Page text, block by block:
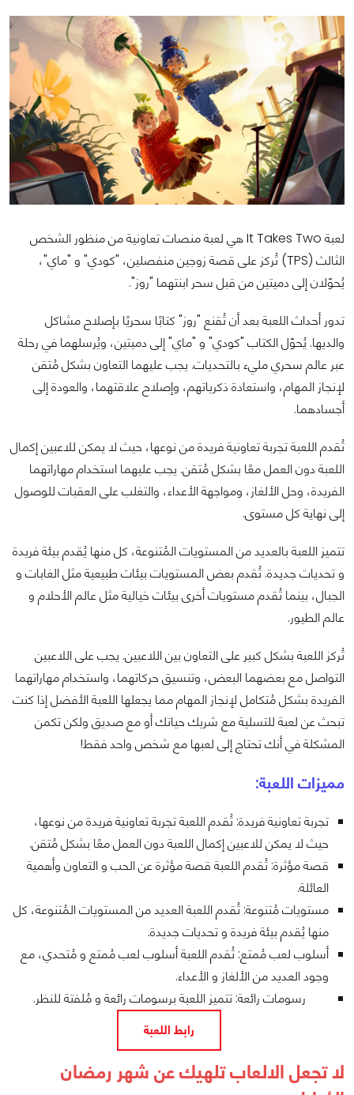
لعبة It Takes Two هي لعبة منصات تعاونية من منظور الشخص
الثالث (TPS) تُركز على قصة زوجين منفصلين، "كودي" و "ماي"،
يُحوّلان إلى دميتين من قبل سحر ابنتهما "روز".
تدور أحداث اللعبة بعد أن تُقنع "روز" كتابًا سحريًا بإصلاح مشاكل
والديها. يُحوّل الكتاب "كودي" و "ماي" إلى دميتين، ويُرسلهما في رحلة
عبر عالم سحري مليء بالتحديات. يجب عليهما التعاون بشكل مُتقن
لإنجاز المهام، واستعادة ذكرياتهم، وإصلاح علاقتهما، والعودة إلى
أجسادهما.
تُقدم اللعبة تجربة تعاونية فريدة من نوعها، حيث لا يمكن للاعبين إكمال
اللعبة دون العمل معًا بشكل مُتقن. يجب عليهما استخدام مهاراتهما
الفريدة، وحل الألغاز، ومواجهة الأعداء، والتغلب على العقبات للوصول
إلى نهاية كل مستوى.
تتميز اللعبة بالعديد من المستويات المُتنوعة، كل منها يُقدم بيئة فريدة
و تحديات جديدة. تُقدم بعض المستويات بيئات طبيعية مثل الغابات و
الجبال، بينما تُقدم مستويات أخرى بيئات خيالية مثل عالم الأحلام و
عالم الطيور.
تُركز اللعبة بشكل كبير على التعاون بين اللاعبين. يجب على اللاعبين
التواصل مع بعضهما البعض، وتنسيق حركاتهما، واستخدام مهاراتهما
الفريدة بشكل مُتكامل لإنجاز المهام مما يجعلها اللعبة الأفضل إذا كنت
تبحث عن لعبة للتسلية مع شريك حياتك أو مع صديق ولكن تكمن
المشكلة في أنك تحتاج إلى لعبها مع شخص واحد فقط!
مميزات اللعبة:
تجربة تعاونية فريدة: تُقدم اللعبة تجربة تعاونية فريدة من نوعها،
حيث لا يمكن للاعبين إكمال اللعبة دون العمل معًا بشكل مُتقن.
قصة مؤثرة: تُقدم اللعبة قصة مؤثرة عن الحب و التعاون وأهمية
العائلة.
مستويات مُتنوعة: تُقدم اللعبة العديد من المستويات المُتنوعة، كل
منها يُقدم بيئة فريدة و تحديات جديدة.
أسلوب لعب مُمتع: تُقدم اللعبة أسلوب لعب مُمتع و مُتحدي، مع
وجود العديد من الألغاز و الأعداء.
رسومات رائعة: تتميز اللعبة برسومات رائعة و مُلفتة للنظر.
رابط اللعبة
لا تجعل الالعاب تلهيك عن شهر رمضان